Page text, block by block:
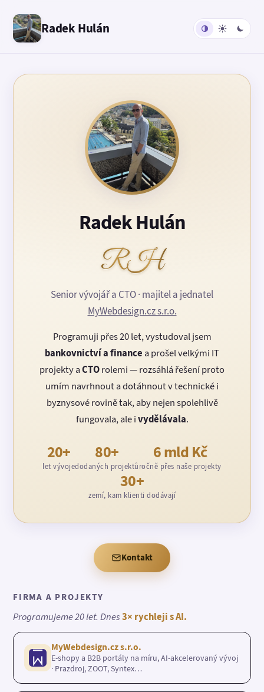
Radek Hulán
Radek Hulán
RH
Senior vývojář a CTO · majitel a jednatel
MyWebdesign.cz s.r.o.
Programuji přes 20 let, vystudoval jsem
bankovnictví a finance a prošel velkými IT
projekty aCTOrolemi — rozsáhlá řešení proto
umím navrhnout a dotáhnout v technické i
byznysové rovině tak, aby nejen spolehlivě
fungovala, ale ivydělávala.
20+
let vývoje
80+
dodaných projektů
6 mld Kč
ročně přes naše projekty
30+
zemí, kam klienti dodávají
Kontakt
FIRMA A PROJEKTY
Programujeme 20 let. Dnes3× rychleji s AI.
MyWebdesign.cz s.r.o.
E-shopy a B2B portály na míru, AI-akcelerovaný vývoj
· Prazdroj, ZOOT, Syntex…